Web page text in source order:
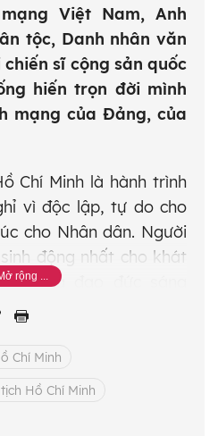
Việt Nam, Anh
tộc, Danh nhân văn
sĩ cộng sản quốc
hiến trọn đời mình
mạng của Đảng, của
Chí Minh là hành trình
vì độc lập, tự do cho
cho Nhân dân. Người
động nhất cho khát
gương đạo đức sáng
thắng lợi của đất
giải phóng dân tộc,
nền móng tư tưởng cho
Chí Minh
Hồ Chí Minh